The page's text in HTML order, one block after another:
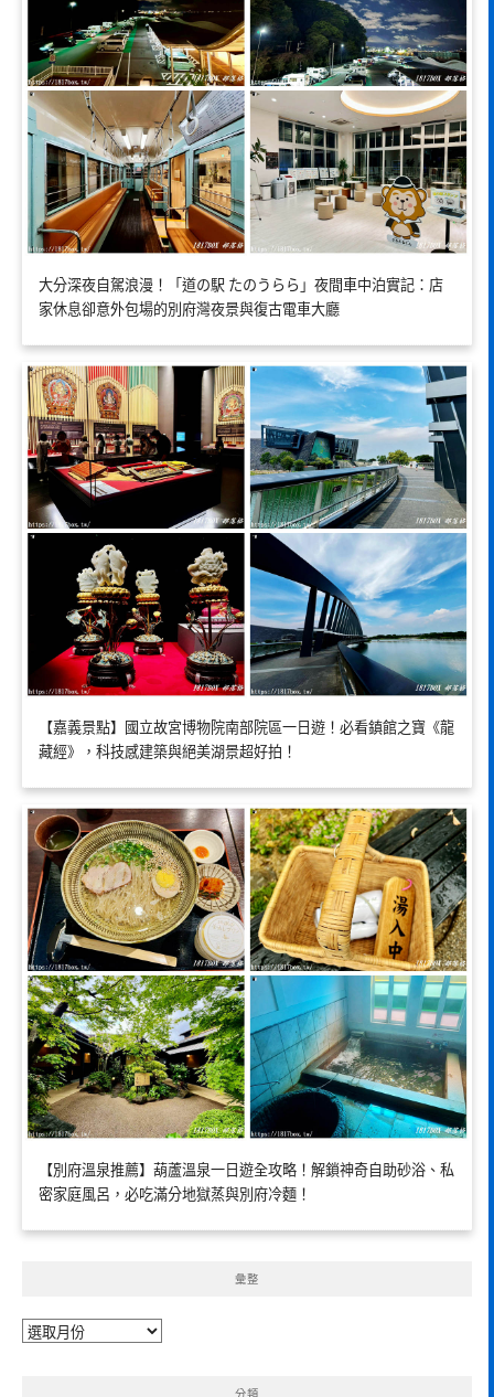
大分深夜自駕浪漫！「道の駅 たのうらら」夜間車中泊實記：店
家休息卻意外包場的別府灣夜景與復古電車大廳
【嘉義景點】國立故宮博物院南部院區一日遊！必看鎮館之寶《龍
藏經》，科技感建築與絕美湖景超好拍！
【別府溫泉推薦】葫蘆溫泉一日遊全攻略！解鎖神奇自助砂浴、私
密家庭風呂，必吃滿分地獄蒸與別府冷麵！
彙整
彙